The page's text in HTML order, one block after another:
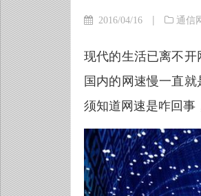
2016/04/16 | 通信
现代的生活已离不
国内的网速慢一直
须知道网速是咋回事